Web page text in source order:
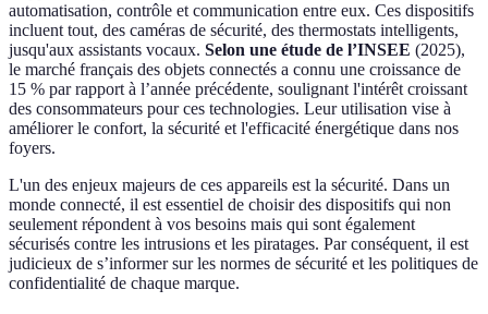
automatisation, contrôle et communication entre eux. Ces dispositifs
incluent tout, des caméras de sécurité, des thermostats intelligents,
jusqu'aux assistants vocaux. Selon une étude de l’INSEE (2025),
le marché français des objets connectés a connu une croissance de
15 % par rapport à l’année précédente, soulignant l'intérêt croissant
des consommateurs pour ces technologies. Leur utilisation vise à
améliorer le confort, la sécurité et l'efficacité énergétique dans nos
foyers.
L'un des enjeux majeurs de ces appareils est la sécurité. Dans un
monde connecté, il est essentiel de choisir des dispositifs qui non
seulement répondent à vos besoins mais qui sont également
sécurisés contre les intrusions et les piratages. Par conséquent, il est
judicieux de s’informer sur les normes de sécurité et les politiques de
confidentialité de chaque marque.